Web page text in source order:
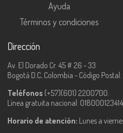
Ayuda
Términos y condiciones
Dirección
Av. El Dorado Cr. 45 # 26 - 33
Bogotá D.C, Colombia - Código Postal:
Teléfonos (+57)(601) 2200700.
Línea gratuita nacional:
Horario de atención: Lunes a